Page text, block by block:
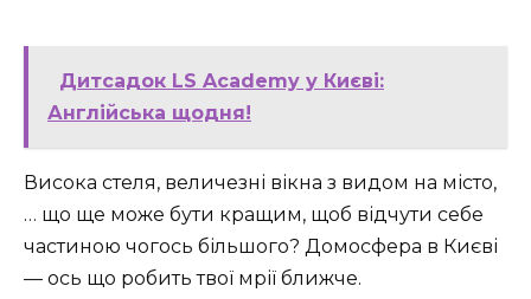
Дитсадок LS Academy у Києві:
Англійська щодня!
Висока стеля, величезні вікна з видом на місто,
… що ще може бути кращим, щоб відчути себе
частиною чогось більшого? Домосфера в Києві
— ось що робить твої мрії ближче.